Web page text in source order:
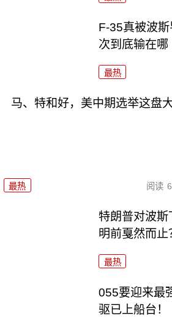
F-35真被波
次到底输在哪
最热
马、特和好，美中期选举这盘
最热 阅读
特朗普对波
明前戛然而止
最热
055要迎来最
驱已上船台！